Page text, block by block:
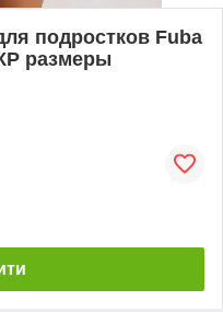
подростков Fuba
размеры